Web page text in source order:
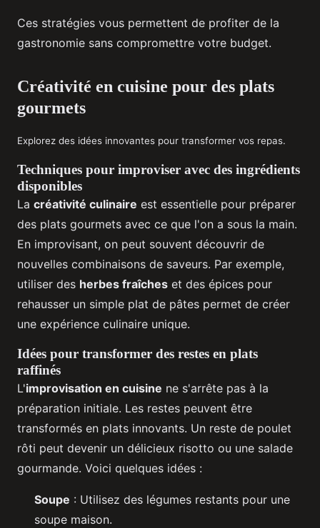
Ces stratégies vous permettent de profiter de la
gastronomie sans compromettre votre budget.
Créativité en cuisine pour des plats
gourmets
Explorez des idées innovantes pour transformer vos repas.
Techniques pour improviser avec des ingrédients
disponibles
La créativité culinaire est essentielle pour préparer
des plats gourmets avec ce que l'on a sous la main.
En improvisant, on peut souvent découvrir de
nouvelles combinaisons de saveurs. Par exemple,
utiliser des herbes fraîches et des épices pour
rehausser un simple plat de pâtes permet de créer
une expérience culinaire unique.
Idées pour transformer des restes en plats
raffinés
L'improvisation en cuisine ne s'arrête pas à la
préparation initiale. Les restes peuvent être
transformés en plats innovants. Un reste de poulet
rôti peut devenir un délicieux risotto ou une salade
gourmande. Voici quelques idées :
Soupe : Utilisez des légumes restants pour une
soupe maison.